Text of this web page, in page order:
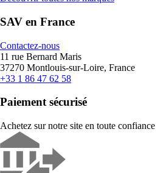
SAV en France
Contactez-nous
11 rue Bernard Maris
37270 Montlouis-sur-Loire, France
+33 1 86 47 62 58
Paiement sécurisé
Achetez sur notre site en toute confiance